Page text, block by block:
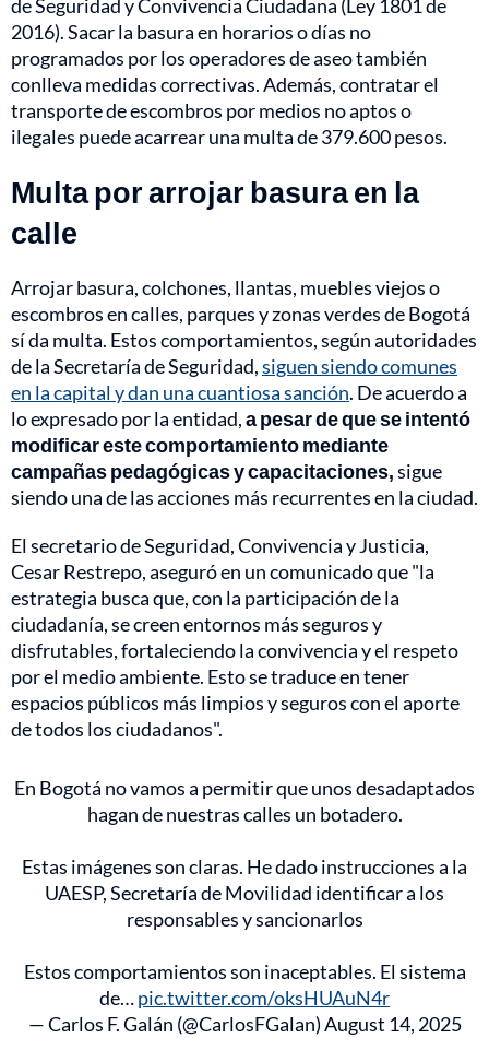
de Seguridad y Convivencia Ciudadana (Ley 1801 de
2016). Sacar la basura en horarios o días no
programados por los operadores de aseo también
conlleva medidas correctivas. Además, contratar el
transporte de escombros por medios no aptos o
ilegales puede acarrear una multa de 379.600 pesos.
Multa por arrojar basura en la
calle
Arrojar basura, colchones, llantas, muebles viejos o
escombros en calles, parques y zonas verdes de Bogotá
sí da multa. Estos comportamientos, según autoridades
de la Secretaría de Seguridad,siguen siendo comunes
en la capital y dan una cuantiosa sanción. De acuerdo a
lo expresado por la entidad,a pesar de que se intentó
modificar este comportamiento mediante
campañas pedagógicas y capacitaciones,sigue
siendo una de las acciones más recurrentes en la ciudad.
El secretario de Seguridad, Convivencia y Justicia,
Cesar Restrepo, aseguró en un comunicado que "la
estrategia busca que, con la participación de la
ciudadanía, se creen entornos más seguros y
disfrutables, fortaleciendo la convivencia y el respeto
por el medio ambiente. Esto se traduce en tener
espacios públicos más limpios y seguros con el aporte
de todos los ciudadanos".
En Bogotá no vamos a permitir que unos desadaptados
hagan de nuestras calles un botadero.
Estas imágenes son claras. He dado instrucciones a la
UAESP, Secretaría de Movilidad identificar a los
responsables y sancionarlos
Estos comportamientos son inaceptables. El sistema
de…pic.twitter.com/oksHUAuN4r
— Carlos F. Galán (@CarlosFGalan)August 14, 2025